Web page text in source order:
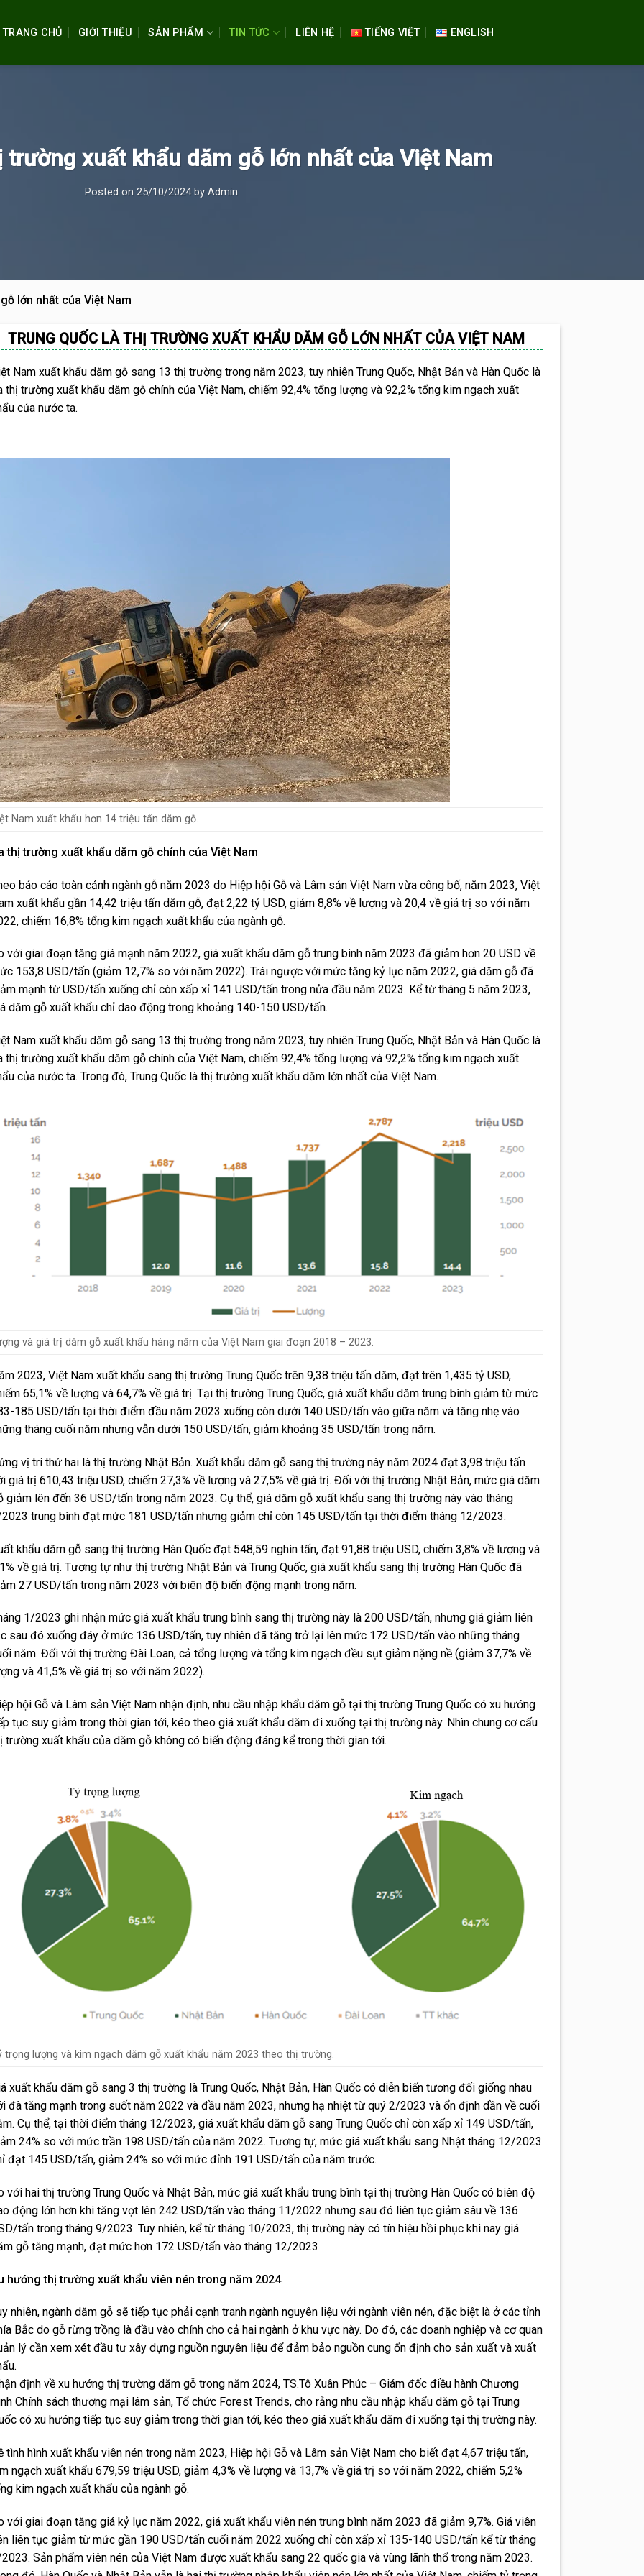
TRANG CHỦ GIỚI THIỆU SẢN PHẨM TIN TỨC LIÊN HỆ TIẾNG VIỆT ENGLISH
trường xuất khẩu dăm gỗ lớn nhất của Việt Nam
Posted on 25/10/2024by Admin
lớn nhất của Việt Nam
TRUNG QUỐC LÀ THỊ TRƯỜNG XUẤT KHẨU DĂM GỖ LỚN NHẤT CỦA VIỆT NAM
Nam xuất khẩu dăm gỗ sang 13 thị trường trong năm 2023, tuy nhiên Trung Quốc, Nhật Bản và Hàn Quốc là
thị trường xuất khẩu dăm gỗ chính của Việt Nam, chiếm 92,4% tổng lượng và 92,2% tổng kim ngạch xuất
của nước ta.
Nam xuất khẩu hơn 14 triệu tấn dăm gỗ.
thị trường xuất khẩu dăm gỗ chính của Việt Nam
báo cáo toàn cảnh ngành gỗ năm 2023 do Hiệp hội Gỗ và Lâm sản Việt Nam vừa công bố, năm 2023, Việt
xuất khẩu gần 14,42 triệu tấn dăm gỗ, đạt 2,22 tỷ USD, giảm 8,8% về lượng và 20,4 về giá trị so với năm
chiếm 16,8% tổng kim ngạch xuất khẩu của ngành gỗ.
với giai đoạn tăng giá mạnh năm 2022, giá xuất khẩu dăm gỗ trung bình năm 2023 đã giảm hơn 20 USD về
153,8 USD/tấn (giảm 12,7% so với năm 2022). Trái ngược với mức tăng kỷ lục năm 2022, giá dăm gỗ đã
mạnh từ USD/tấn xuống chỉ còn xấp xỉ 141 USD/tấn trong nửa đầu năm 2023. Kể từ tháng 5 năm 2023,
dăm gỗ xuất khẩu chỉ dao động trong khoảng 140-150 USD/tấn.
Nam xuất khẩu dăm gỗ sang 13 thị trường trong năm 2023, tuy nhiên Trung Quốc, Nhật Bản và Hàn Quốc là
thị trường xuất khẩu dăm gỗ chính của Việt Nam, chiếm 92,4% tổng lượng và 92,2% tổng kim ngạch xuất
của nước ta. Trong đó, Trung Quốc là thị trường xuất khẩu dăm lớn nhất của Việt Nam.
và giá trị dăm gỗ xuất khẩu hàng năm của Việt Nam giai đoạn 2018 – 2023.
2023, Việt Nam xuất khẩu sang thị trường Trung Quốc trên 9,38 triệu tấn dăm, đạt trên 1,435 tỷ USD,
65,1% về lượng và 64,7% về giá trị. Tại thị trường Trung Quốc, giá xuất khẩu dăm trung bình giảm từ mức
185 USD/tấn tại thời điểm đầu năm 2023 xuống còn dưới 140 USD/tấn vào giữa năm và tăng nhẹ vào
tháng cuối năm nhưng vẫn dưới 150 USD/tấn, giảm khoảng 35 USD/tấn trong năm.
vị trí thứ hai là thị trường Nhật Bản. Xuất khẩu dăm gỗ sang thị trường này năm 2024 đạt 3,98 triệu tấn
giá trị 610,43 triệu USD, chiếm 27,3% về lượng và 27,5% về giá trị. Đối với thị trường Nhật Bản, mức giá dăm
giảm lên đến 36 USD/tấn trong năm 2023. Cụ thể, giá dăm gỗ xuất khẩu sang thị trường này vào tháng
trung bình đạt mức 181 USD/tấn nhưng giảm chỉ còn 145 USD/tấn tại thời điểm tháng 12/2023.
khẩu dăm gỗ sang thị trường Hàn Quốc đạt 548,59 nghìn tấn, đạt 91,88 triệu USD, chiếm 3,8% về lượng và
về giá trị. Tương tự như thị trường Nhật Bản và Trung Quốc, giá xuất khẩu sang thị trường Hàn Quốc đã
27 USD/tấn trong năm 2023 với biên độ biến động mạnh trong năm.
1/2023 ghi nhận mức giá xuất khẩu trung bình sang thị trường này là 200 USD/tấn, nhưng giá giảm liên
sau đó xuống đáy ở mức 136 USD/tấn, tuy nhiên đã tăng trở lại lên mức 172 USD/tấn vào những tháng
năm. Đối với thị trường Đài Loan, cả tổng lượng và tổng kim ngạch đều sụt giảm nặng nề (giảm 37,7% về
và 41,5% về giá trị so với năm 2022).
hội Gỗ và Lâm sản Việt Nam nhận định, nhu cầu nhập khẩu dăm gỗ tại thị trường Trung Quốc có xu hướng
tục suy giảm trong thời gian tới, kéo theo giá xuất khẩu dăm đi xuống tại thị trường này. Nhìn chung cơ cấu
trường xuất khẩu của dăm gỗ không có biến động đáng kể trong thời gian tới.
trọng lượng và kim ngạch dăm gỗ xuất khẩu năm 2023 theo thị trường.
xuất khẩu dăm gỗ sang 3 thị trường là Trung Quốc, Nhật Bản, Hàn Quốc có diễn biến tương đối giống nhau
đà tăng mạnh trong suốt năm 2022 và đầu năm 2023, nhưng hạ nhiệt từ quý 2/2023 và ổn định dần về cuối
Cụ thể, tại thời điểm tháng 12/2023, giá xuất khẩu dăm gỗ sang Trung Quốc chỉ còn xấp xỉ 149 USD/tấn,
24% so với mức trần 198 USD/tấn của năm 2022. Tương tự, mức giá xuất khẩu sang Nhật tháng 12/2023
đạt 145 USD/tấn, giảm 24% so với mức đỉnh 191 USD/tấn của năm trước.
với hai thị trường Trung Quốc và Nhật Bản, mức giá xuất khẩu trung bình tại thị trường Hàn Quốc có biên độ
động lớn hơn khi tăng vọt lên 242 USD/tấn vào tháng 11/2022 nhưng sau đó liên tục giảm sâu về 136
tấn trong tháng 9/2023. Tuy nhiên, kể từ tháng 10/2023, thị trường này có tín hiệu hồi phục khi nay giá
gỗ tăng mạnh, đạt mức hơn 172 USD/tấn vào tháng 12/2023
hướng thị trường xuất khẩu viên nén trong năm 2024
nhiên, ngành dăm gỗ sẽ tiếp tục phải cạnh tranh ngành nguyên liệu với ngành viên nén, đặc biệt là ở các tỉnh
Bắc do gỗ rừng trồng là đầu vào chính cho cả hai ngành ở khu vực này. Do đó, các doanh nghiệp và cơ quan
lý cần xem xét đầu tư xây dựng nguồn nguyên liệu để đảm bảo nguồn cung ổn định cho sản xuất và xuất
định về xu hướng thị trường dăm gỗ trong năm 2024, TS.Tô Xuân Phúc – Giám đốc điều hành Chương
Chính sách thương mại lâm sản, Tổ chức Forest Trends, cho rằng nhu cầu nhập khẩu dăm gỗ tại Trung
có xu hướng tiếp tục suy giảm trong thời gian tới, kéo theo giá xuất khẩu dăm đi xuống tại thị trường này.
tình hình xuất khẩu viên nén trong năm 2023, Hiệp hội Gỗ và Lâm sản Việt Nam cho biết đạt 4,67 triệu tấn,
ngạch xuất khẩu 679,59 triệu USD, giảm 4,3% về lượng và 13,7% về giá trị so với năm 2022, chiếm 5,2%
kim ngạch xuất khẩu của ngành gỗ.
với giai đoạn tăng giá kỷ lục năm 2022, giá xuất khẩu viên nén trung bình năm 2023 đã giảm 9,7%. Giá viên
liên tục giảm từ mức gần 190 USD/tấn cuối năm 2022 xuống chỉ còn xấp xỉ 135-140 USD/tấn kể từ tháng
Sản phẩm viên nén của Việt Nam được xuất khẩu sang 22 quốc gia và vùng lãnh thổ trong năm 2023.